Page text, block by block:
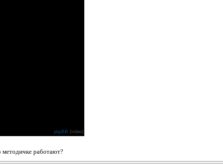
phpBB [video]
методичке работают?